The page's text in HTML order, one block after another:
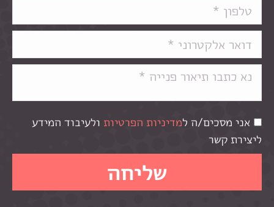
אני מסכים/ה למדיניות הפרטיות ולעיבוד המידע
ליצירת קשר